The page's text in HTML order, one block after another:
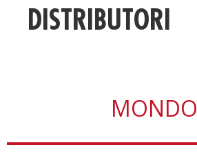
DISTRIBUTORI
MONDO